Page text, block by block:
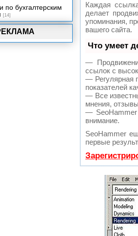
Каждая
делает
упоминания,
вашего сайта.
Что умеет
—
ссылок с
— Регулярная
показателей
— Все
мнения,
— SeoHammer
внимание.
SeoHammer
первые
по бухгалтерским
[14]